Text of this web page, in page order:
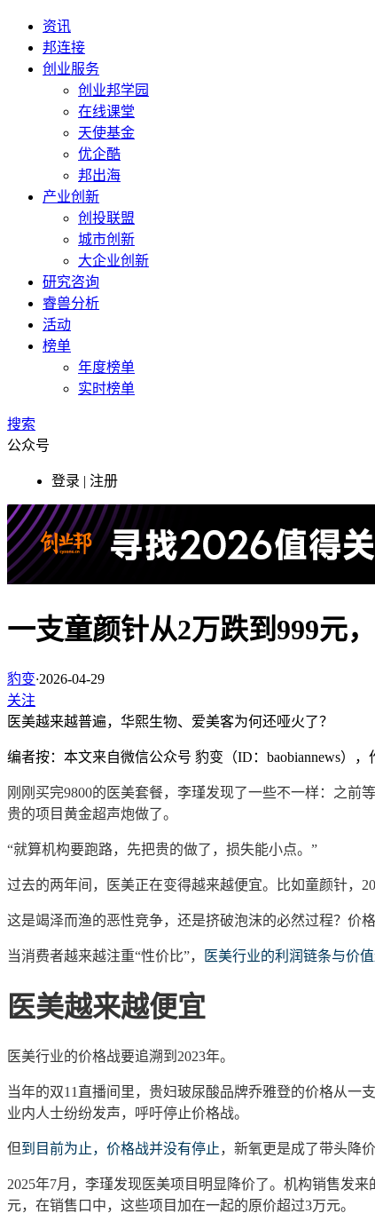
资讯
邦连接
创业服务
创业邦学园
在线课堂
天使基金
优企酷
邦出海
产业创新
创投联盟
城市创新
大企业创新
研究咨询
睿兽分析
活动
榜单
年度榜单
实时榜单
搜索
公众号
登录 | 注册
一支童颜针从2万跌到999元
豹变·2026-04-29
关注
医美越来越普遍，华熙生物、爱美客为何还哑火了？
编者按：本文来自微信公众号 豹变（ID：baobiannews），
刚刚买完9800的医美套餐，李瑾发现了一些不一样：之前
贵的项目黄金超声炮做了。
“就算机构要跑路，先把贵的做了，损失能小点。”
过去的两年间，医美正在变得越来越便宜。比如童颜针，
这是竭泽而渔的恶性竞争，还是挤破泡沫的必然过程？价
当消费者越来越注重“性价比”， 医美行业的利润链条与价
医美越来越便宜
医美行业的价格战要追溯到 2023年。
当年的双11 直播间里，贵妇玻尿酸品牌乔雅登的价格从一
业内人士纷纷发声，呼吁停止价格战。
但到目前为止，价格战并没有停止，新氧更是成了带头降
2025年7月， 李瑾发现医美项目明显降价了。机构销售发来
元，在销售口中，这些项目加在一起的原价超过3万元。